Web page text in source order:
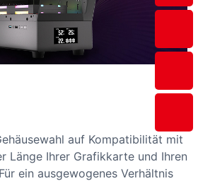
auf Kompatibilität mit
Länge Ihrer Grafikkarte und Ihren
ein ausgewogenes Verhältnis